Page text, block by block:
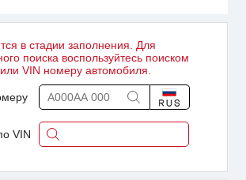
в стадии заполнения. Для
поиска воспользуйтесь поиском
VIN номеру автомобиля.
VIN